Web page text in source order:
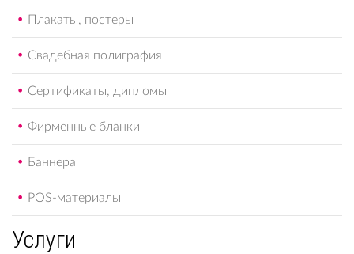
Плакаты, постеры
Свадебная полиграфия
Сертификаты, дипломы
Фирменные бланки
Баннера
POS-материалы
Услуги